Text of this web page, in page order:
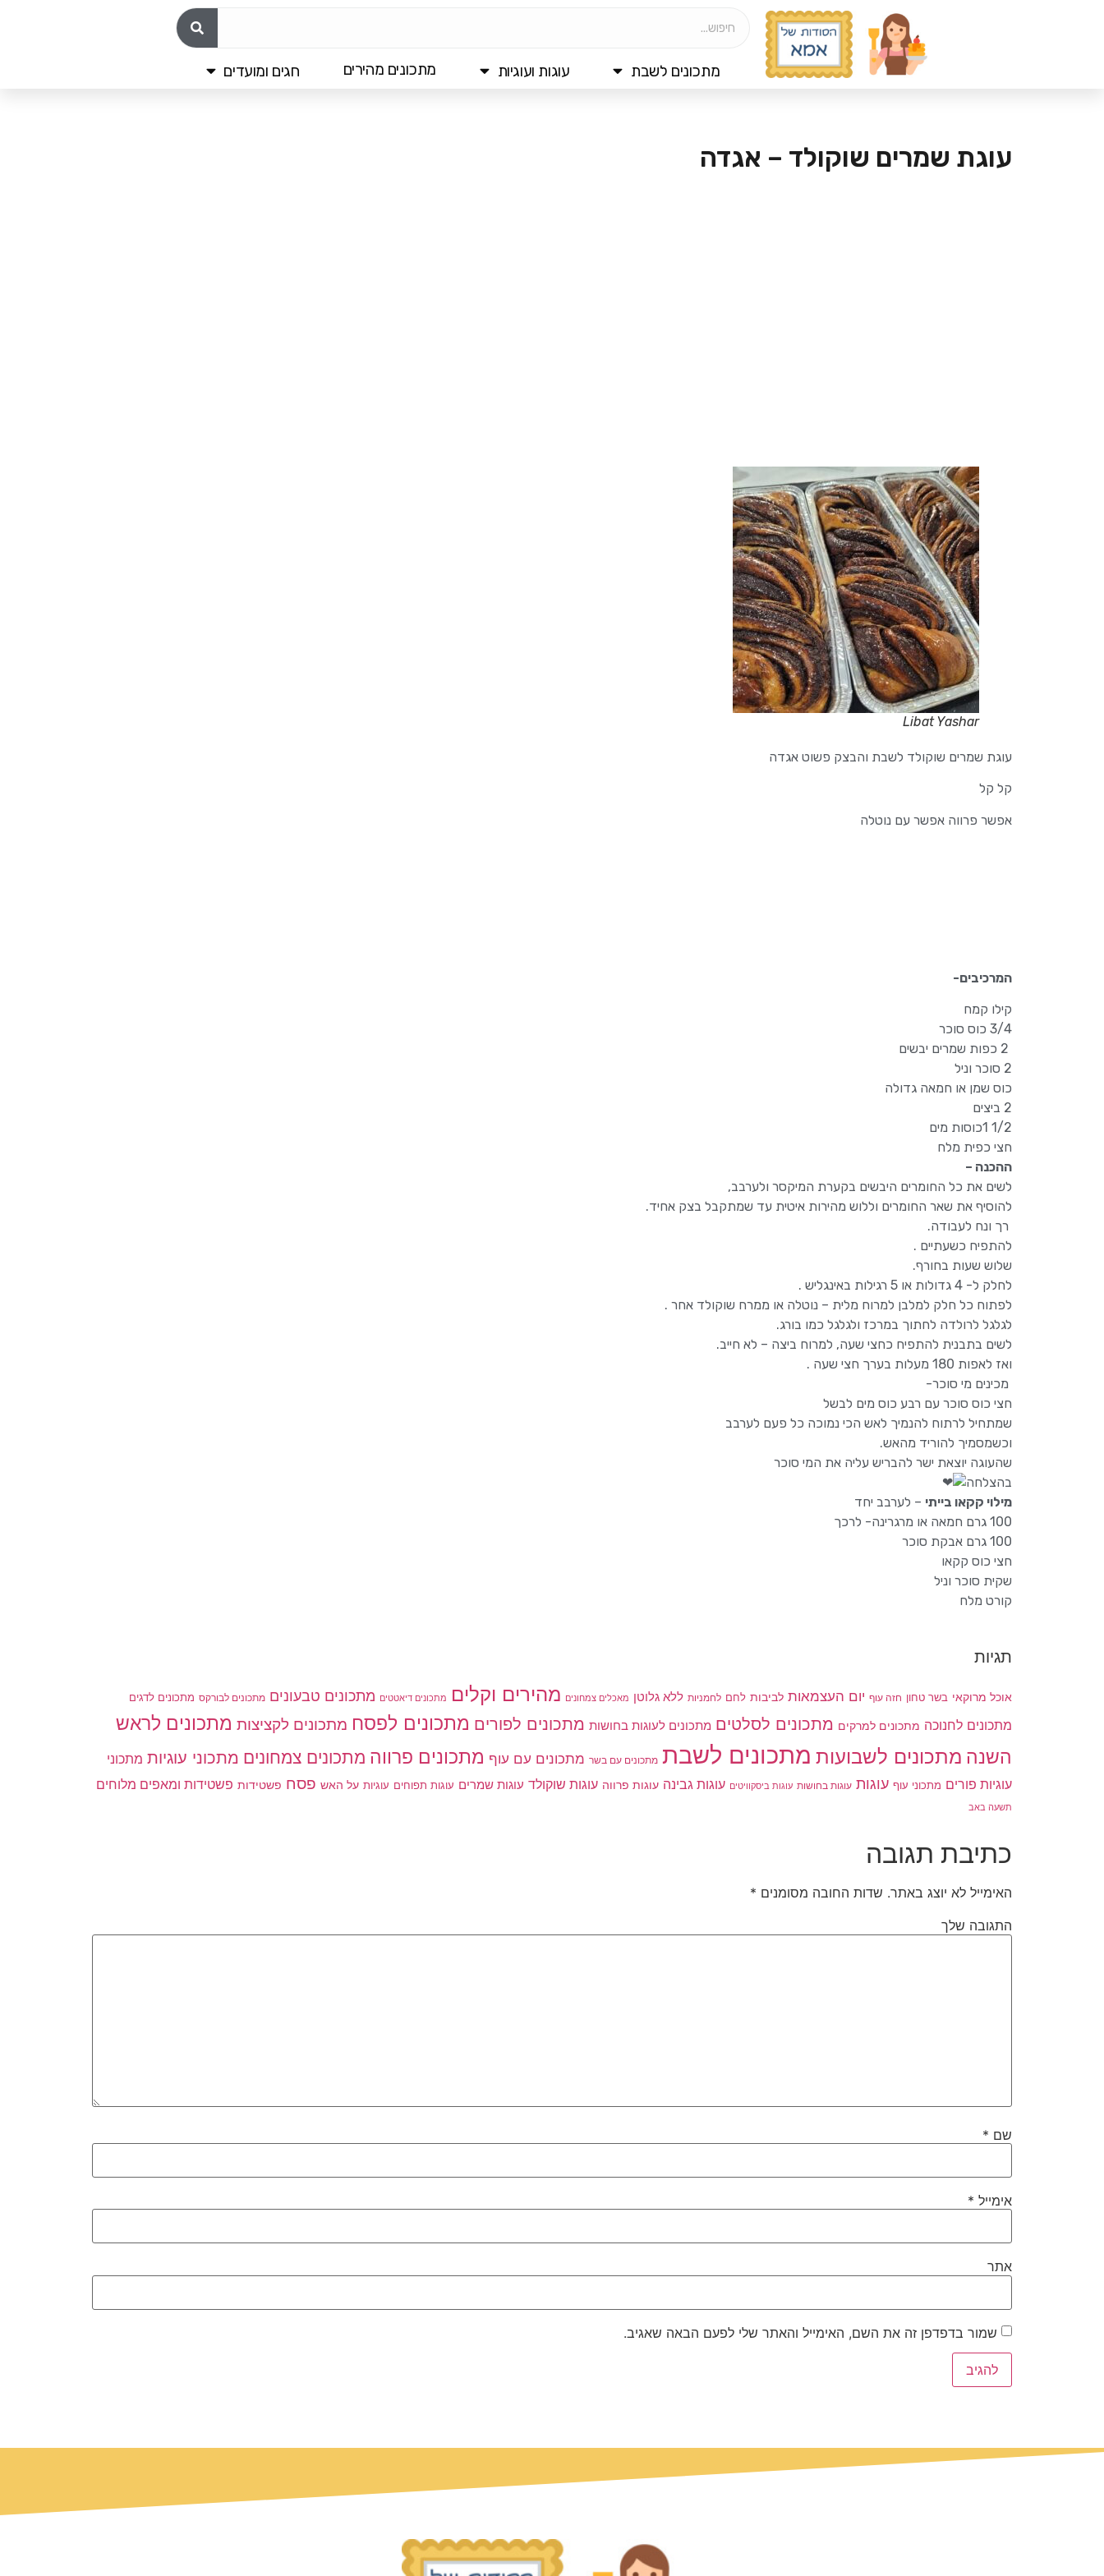
מתכונים לשבת עוגות ועוגיות מתכונים מהירים חגים ומועדים
עוגת שמרים שוקולד – אגדה
Libat Yashar
עוגת שמרים שוקולד לשבת והבצק פשוט אגדה
קל קל
אפשר פרווה אפשר עם נוטלה
המרכיבים-
קילו קמח
3/4 כוס סוכר
2 סוכר וניל
כוס שמן או חמאה גדולה
2 ביצים
1/2 1כוסות מים
חצי כפית מלח
ההכנה –
לשים את כל החומרים היבשים בקערת המיקסר ולערבב,
להוסיף את שאר החומרים וללוש מהירות איטית עד שמתקבל בצק אחיד.
רך ונח לעבודה.
להתפיח כשעתיים .
שלוש שעות בחורף.
לחלק ל- 4 גדולות או 5 רגילות באינגליש .
לפתוח כל חלק למלבן למרוח מלית – נוטלה או ממרח שוקולד אחר .
לגלגל לרולדה לחתוך במרכז ולגלגל כמו בורג.
לשים בתבנית להתפיח כחצי שעה, למרוח ביצה – לא חייב.
ואז לאפות 180 מעלות בערך חצי שעה .
מכינים מי סוכר-
חצי כוס סוכר עם רבע כוס מים לבשל
שמתחיל לרתוח להנמיך לאש הכי נמוכה כל פעם לערבב
וכשמסמיך להוריד מהאש.
שהעוגה יוצאת ישר להבריש עליה את המי סוכר
בהצלחה
מילוי קקאו בייתי – לערבב יחד
100 גרם חמאה או מרגרינה- לרכך
100 גרם אבקת סוכר
חצי כוס קקאו
שקית סוכר וניל
קורט מלח
תגיות
אוכל מרוקאי בשר טחון חזה עוף יום העצמאות לביבות לחם לחמניות ללא גלוטן מאכלים צמחונים מהירים וקלים מתכונים דיאטטים מתכונים טבעונים מתכונים לבורקס מתכונים לדגים
מתכונים לחנוכה מתכונים למרקים מתכונים לסלטים מתכונים לעוגות בחושות מתכונים לפורים מתכונים לפסח מתכונים לקציצות מתכונים לראש
השנה מתכונים לשבועות מתכונים לשבת מתכונים עם בשר מתכונים עם עוף מתכונים פרווה מתכונים צמחונים מתכוני עוגיות מתכוני
עוגיות פורים מתכוני עוף עוגות עוגות בחושות עוגות ביסקוויטים עוגות גבינה עוגות פרווה עוגות שוקולד עוגות שמרים עוגות תפוחים עוגיות על האש פסח פשטידות פשטידות ומאפים מלוחים
תשעה באב
כתיבת תגובה
האימייל לא יוצג באתר. שדות החובה מסומנים *
התגובה שלך
שם *
אימייל *
אתר
שמור בדפדפן זה את השם, האימייל והאתר שלי לפעם הבאה שאגיב.